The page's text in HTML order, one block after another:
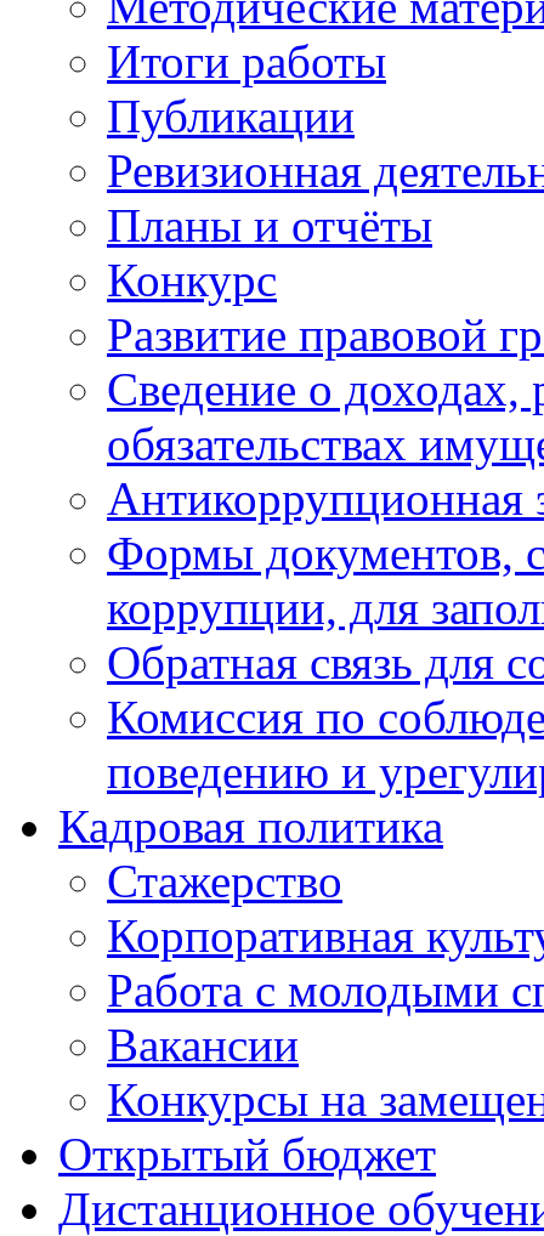
Итоги работы
Публикации
Ревизионная
Планы и отчёты
Конкурс
Развитие правовой
Сведение о доходах,
обязательствах
Антикоррупционная
Формы документов,
коррупции, для
Обратная связь для
Комиссия по
поведению и
Кадровая политика
Стажерство
Корпоративная
Работа с молодыми
Вакансии
Конкурсы на
Открытый бюджет
Дистанционное